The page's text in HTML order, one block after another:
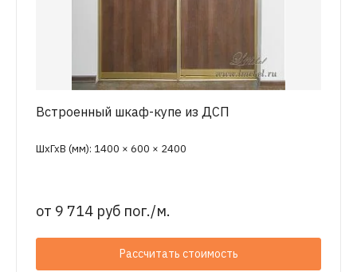
Встроенный шкаф-купе из ДСП
ШхГхВ (мм): 1400 × 600 × 2400
от 9 714 руб пог./м.
Рассчитать стоимость